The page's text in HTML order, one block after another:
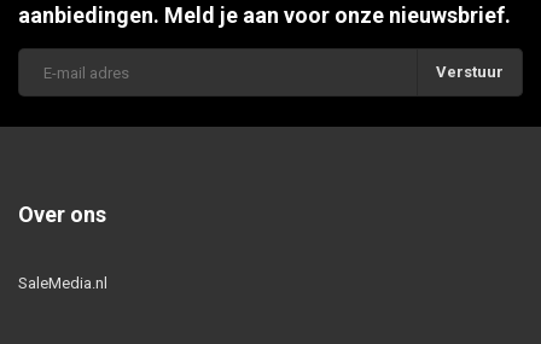
aanbiedingen. Meld je aan voor onze nieuwsbrief.
Verstuur
Over ons
SaleMedia.nl